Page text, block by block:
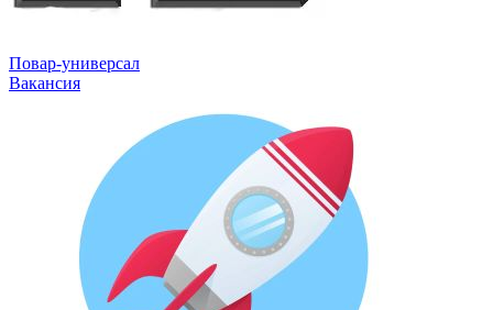
Повар-универсал
Вакансия